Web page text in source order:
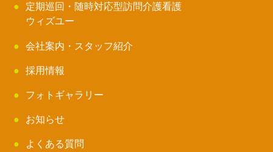
定期巡回・随時対応型訪問介護看護
ウィズユー
会社案内・スタッフ紹介
採用情報
フォトギャラリー
お知らせ
よくある質問